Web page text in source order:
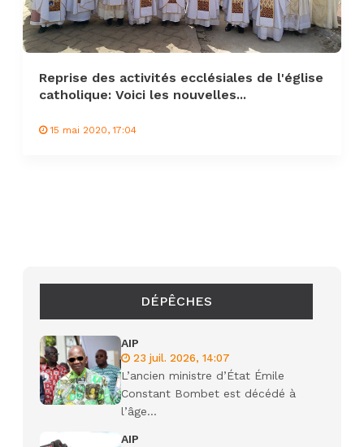
Reprise des activités ecclésiales de l'église
catholique: Voici les nouvelles...
15 mai 2020, 17:04
DÉPÊCHES
AIP
23 juil. 2026, 14:07
L’ancien ministre d’État Émile
Constant Bombet est décédé à
l’âge...
AIP